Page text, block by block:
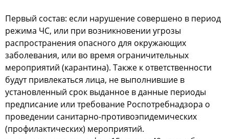
Первый состав: если нарушение совершено в период
режима ЧС, или при возникновении угрозы
распространения опасного для окружающих
заболевания, или во время ограничительных
мероприятий (карантина). Также к ответственности
будут привлекаться лица, не выполнившие в
установленный срок выданное в данные периоды
предписание или требование Роспотребнадзора о
проведении санитарно-противоэпидемических
(профилактических) мероприятий.